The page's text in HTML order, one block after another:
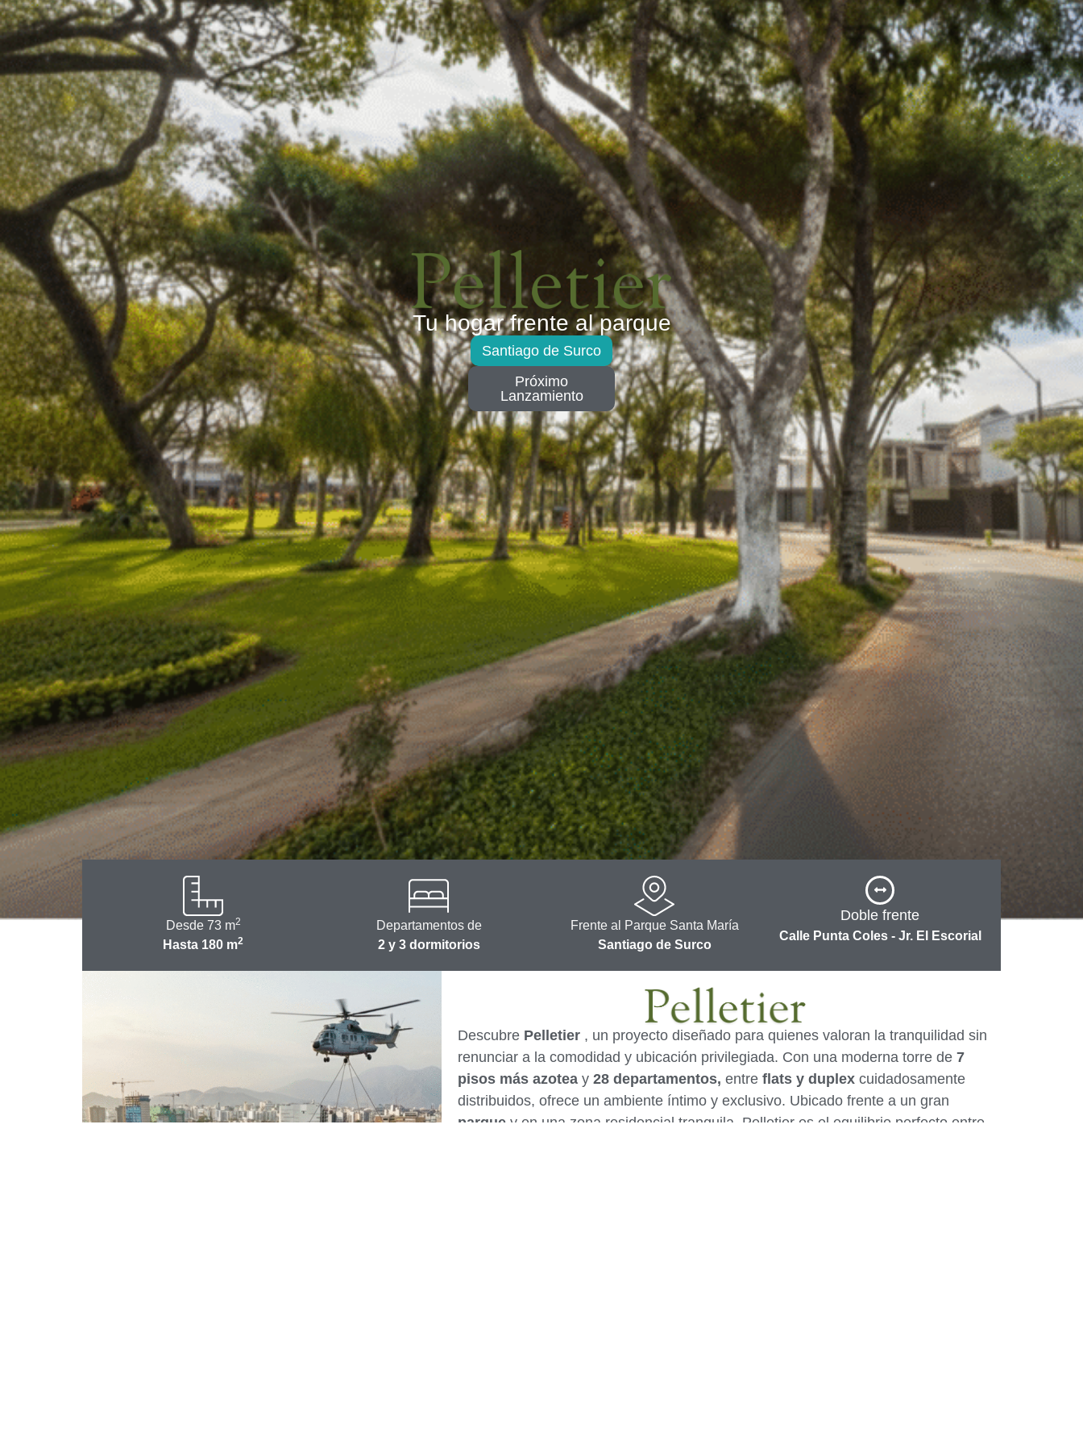
Tu hogar frente al parque
Santiago de Surco
Próximo
Lanzamiento
Desde 73 m2
Hasta 180 m2
Departamentos de
2 y 3 dormitorios
Frente al Parque Santa María
Santiago de Surco
Doble frente
Calle Punta Coles - Jr. El Escorial
Descubre Pelletier , un proyecto diseñado para quienes valoran la tranquilidad sin
renunciar a la comodidad y ubicación privilegiada. Con una moderna torre de 7
pisos más azotea y 28 departamentos, entre flats y duplex cuidadosamente
distribuidos, ofrece un ambiente íntimo y exclusivo. Ubicado frente a un gran
parque y en una zona residencial tranquila, Pelletier es el equilibrio perfecto entre